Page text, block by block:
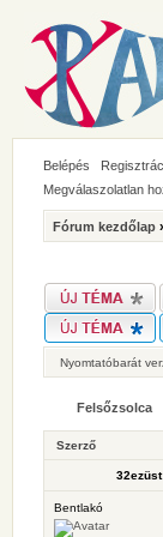
Belépés
Megválaszolatlan
Fórum kezdőlap
Nyomtatóbarát
Felsőzsolca
Szerző
32ezüst
Bentlakó